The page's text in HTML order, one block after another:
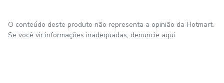
O conteúdo deste produto não representa a opinião da Hotmart.
Se você vir informações inadequadas, denuncie aqui